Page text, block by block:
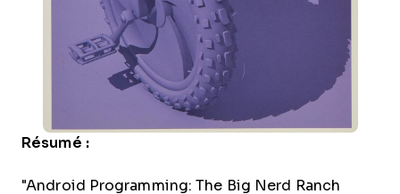
Résumé :
"Android Programming: The Big Nerd Ranch